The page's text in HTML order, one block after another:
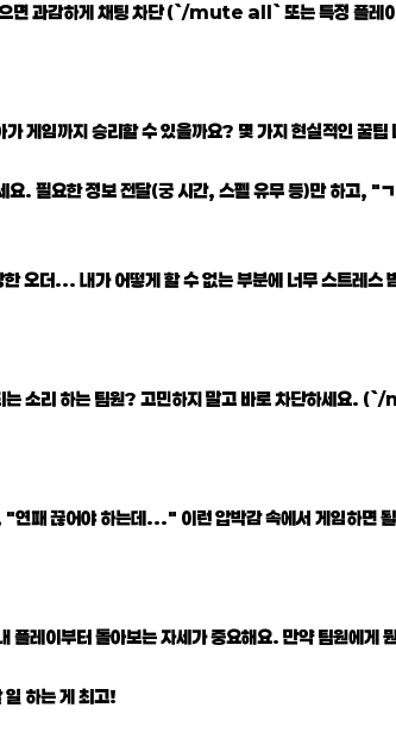
면 과감하게 채팅 차단 (`/mute all` 또는 특정 플레
게임까지 승리할 수 있을까요? 몇 가지 현실적인 꿀팁
요. 필요한 정보 전달(궁 시간, 스펠 유무 등)만 하고
오더... 내가 어떻게 할 수 없는 부분에 너무 스트레
소리 하는 팀원? 고민하지 말고 바로 차단하세요.
패 끊어야 하는데..." 이런 압박감 속에서 게임하면
레이부터 돌아보는 자세가 중요해요. 만약 팀원에게
하는 게 최고!